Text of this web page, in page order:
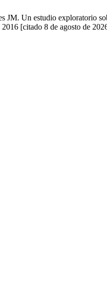
Un estudio exploratorio
[citado 8 de agosto de